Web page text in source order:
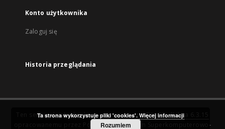
Konto użytkownika
Zaloguj się
Historia przeglądania
Ten serwis działa dzięki oprogramowaniuDInGO dLibra 6.3.15
Poznańskie Centrum Superkomputerowo-
Ta strona wykorzystuje pliki 'cookies'. Więcej informacji
Rozumiem